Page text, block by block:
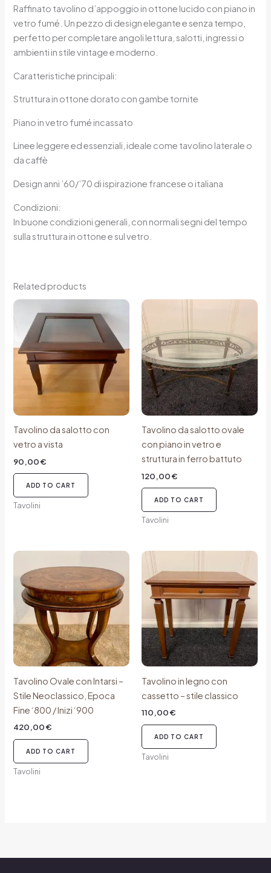
Raffinato tavolino d’appoggio in ottone lucido con piano in
vetro fumé. Un pezzo di design elegante e senza tempo,
perfetto per completare angoli lettura, salotti, ingressi o
ambienti in stile vintage e moderno.
Caratteristiche principali:
Struttura in ottone dorato con gambe tornite
Piano in vetro fumé incassato
Linee leggere ed essenziali, ideale come tavolino laterale o
da caffè
Design anni ’60/’70 di ispirazione francese o italiana
Condizioni:
In buone condizioni generali, con normali segni del tempo
sulla struttura in ottone e sul vetro.
Related products
Tavolino da salotto con
vetro a vista
90,00€
ADD TO CART
Tavolini
Tavolino da salotto ovale
con piano in vetro e
struttura in ferro battuto
120,00€
ADD TO CART
Tavolini
Tavolino Ovale con Intarsi –
Stile Neoclassico, Epoca
Fine ‘800 / Inizi ‘900
420,00€
ADD TO CART
Tavolini
Tavolino in legno con
cassetto – stile classico
110,00€
ADD TO CART
Tavolini